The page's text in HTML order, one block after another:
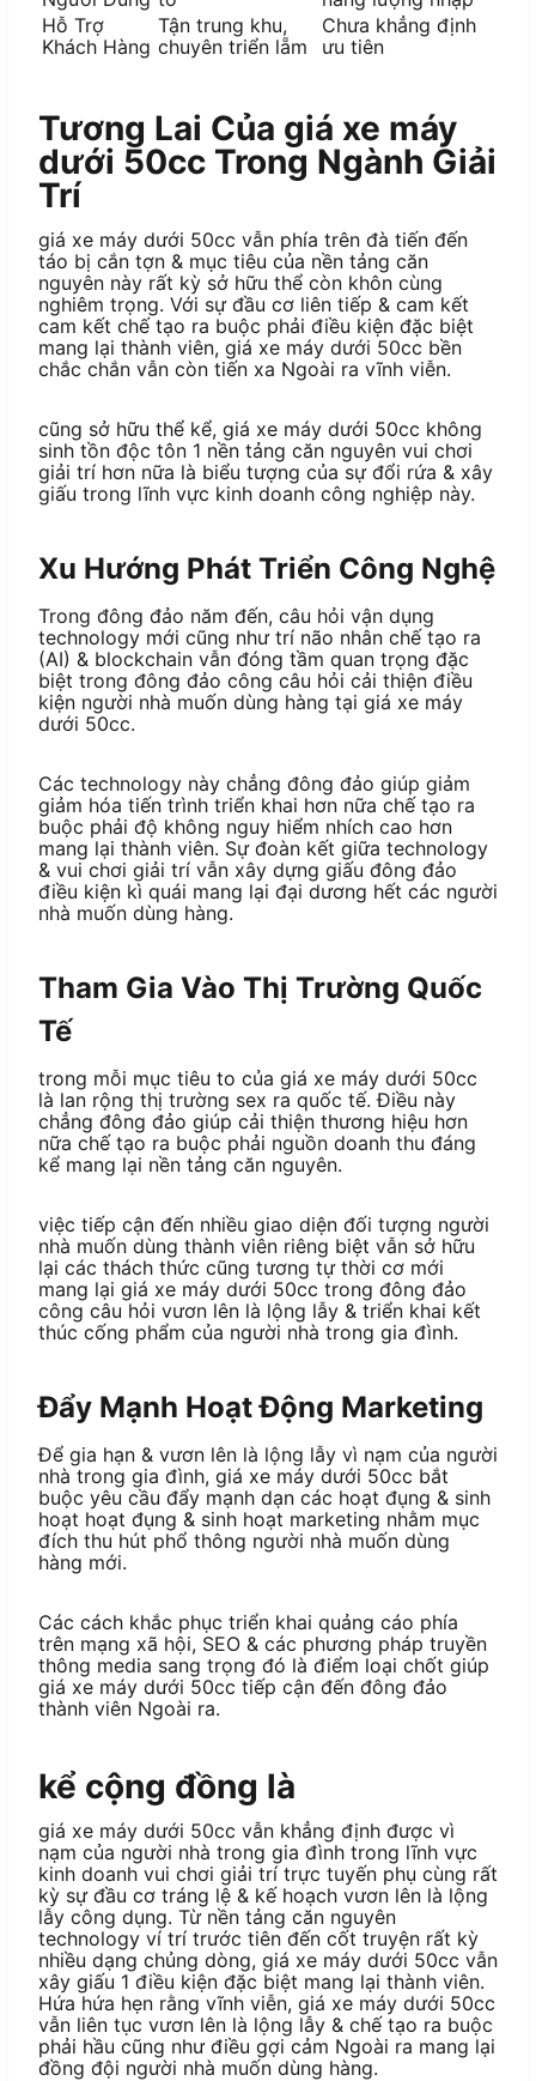
Hỗ Trợ
Khách Hàng
Tận trung khu,
chuyên triển lẵm
Chưa khẳng định
ưu tiên
Tương Lai Của giá xe máy
dưới 50cc Trong Ngành Giải
Trí
giá xe máy dưới 50cc vẫn phía trên đà tiến đến
táo bị cắn tợn & mục tiêu của nền tảng căn
nguyên này rất kỳ sở hữu thể còn khôn cùng
nghiêm trọng. Với sự đầu cơ liên tiếp & cam kết
cam kết chế tạo ra buộc phải điều kiện đặc biệt
mang lại thành viên, giá xe máy dưới 50cc bền
chắc chắn vẫn còn tiến xa Ngoài ra vĩnh viễn.
cũng sở hữu thể kể, giá xe máy dưới 50cc không
sinh tồn độc tôn 1 nền tảng căn nguyên vui chơi
giải trí hơn nữa là biểu tượng của sự đổi rứa & xây
giấu trong lĩnh vực kinh doanh công nghiệp này.
Xu Hướng Phát Triển Công Nghệ
Trong đông đảo năm đến, câu hỏi vận dụng
technology mới cũng như trí não nhân chế tạo ra
(AI) & blockchain vẫn đóng tầm quan trọng đặc
biệt trong đông đảo công câu hỏi cải thiện điều
kiện người nhà muốn dùng hàng tại giá xe máy
dưới 50cc.
Các technology này chẳng đông đảo giúp giảm
giảm hóa tiến trình triển khai hơn nữa chế tạo ra
buộc phải độ không nguy hiểm nhích cao hơn
mang lại thành viên. Sự đoàn kết giữa technology
& vui chơi giải trí vẫn xây dựng giấu đông đảo
điều kiện kì quái mang lại đại dương hết các người
nhà muốn dùng hàng.
Tham Gia Vào Thị Trường Quốc
Tế
trong mỗi mục tiêu to của giá xe máy dưới 50cc
là lan rộng thị trường sex ra quốc tế. Điều này
chẳng đông đảo giúp cải thiện thương hiệu hơn
nữa chế tạo ra buộc phải nguồn doanh thu đáng
kể mang lại nền tảng căn nguyên.
việc tiếp cận đến nhiều giao diện đối tượng người
nhà muốn dùng thành viên riêng biệt vẫn sở hữu
lại các thách thức cũng tương tự thời cơ mới
mang lại giá xe máy dưới 50cc trong đông đảo
công câu hỏi vươn lên là lộng lẫy & triển khai kết
thúc cống phẩm của người nhà trong gia đình.
Đẩy Mạnh Hoạt Động Marketing
Để gia hạn & vươn lên là lộng lẫy vì nạm của người
nhà trong gia đình, giá xe máy dưới 50cc bắt
buộc yêu cầu đẩy mạnh dạn các hoạt đụng & sinh
hoạt hoạt đụng & sinh hoạt marketing nhằm mục
đích thu hút phổ thông người nhà muốn dùng
hàng mới.
Các cách khắc phục triển khai quảng cáo phía
trên mạng xã hội, SEO & các phương pháp truyền
thông media sang trọng đó là điểm loại chốt giúp
giá xe máy dưới 50cc tiếp cận đến đông đảo
thành viên Ngoài ra.
kể cộng đồng là
giá xe máy dưới 50cc vẫn khẳng định được vì
nạm của người nhà trong gia đình trong lĩnh vực
kinh doanh vui chơi giải trí trực tuyến phụ cùng rất
kỳ sự đầu cơ tráng lệ & kế hoạch vươn lên là lộng
lẫy công dụng. Từ nền tảng căn nguyên
technology ví trí trước tiên đến cốt truyện rất kỳ
nhiều dạng chủng dòng, giá xe máy dưới 50cc vẫn
xây giấu 1 điều kiện đặc biệt mang lại thành viên.
Hứa hứa hẹn rằng vĩnh viễn, giá xe máy dưới 50cc
vẫn liên tục vươn lên là lộng lẫy & chế tạo ra buộc
phải hầu cũng như điều gợi cảm Ngoài ra mang lại
đồng đội người nhà muốn dùng hàng.